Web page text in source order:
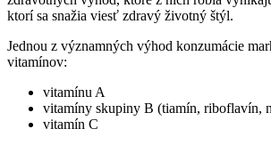
ktorí sa snažia viesť zdravý životný štýl.
Jednou z významných výhod konzumácie
vitamínov:
vitamínu A
vitamíny skupiny B (tiamín, riboflavín,
vitamín C